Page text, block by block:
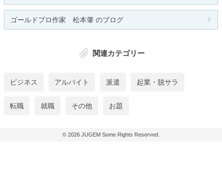
ゴールドプロ作家 松本肇 のブログ
関連カテゴリー
ビジネス アルバイト 派遣 起業・脱サラ
転職 就職 その他 お題
© 2026 JUGEM Some Rights Reserved.